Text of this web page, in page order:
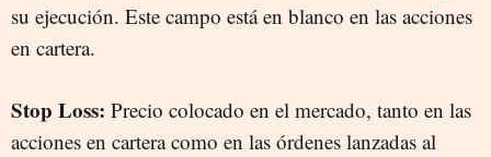
su ejecución. Este campo está en blanco en las acciones
en cartera.
Stop Loss: Precio colocado en el mercado, tanto en las
acciones en cartera como en las órdenes lanzadas al